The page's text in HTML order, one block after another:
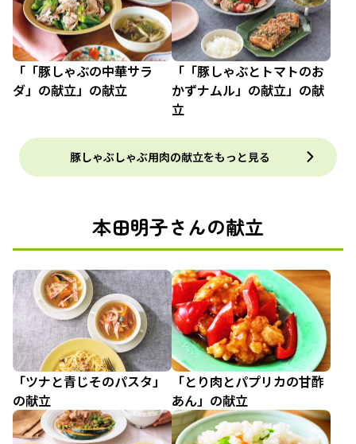
「「豚しゃぶの中華サラ
ダ」の献立」の献立
「「豚しゃぶとトマトのお
かずナムル」の献立」の献
立
豚しゃぶしゃぶ用肉の献立をもっと見る
本田明子さんの献立
「ツナと青じそのパスタ」
の献立
「とり肉とパプリカの甘酢
あん」の献立